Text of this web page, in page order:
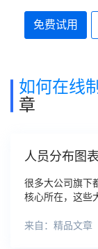
免费试用
如何在线
章
人员分布图
很多大公司旗下
核心所在，这些
格，以确定哪个
来自：精品文章